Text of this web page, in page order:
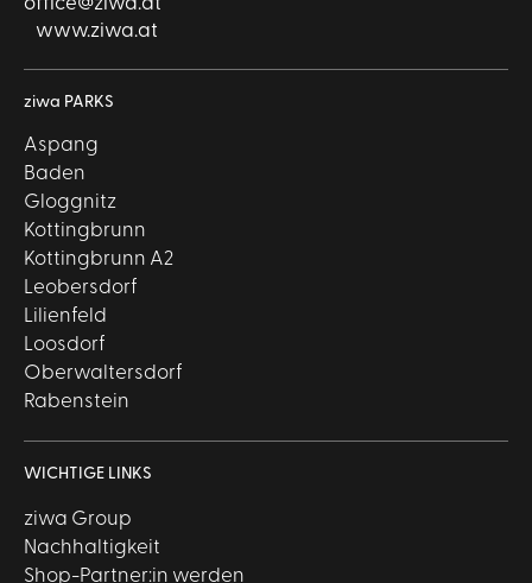
www.ziwa.at
ziwa PARKS
Aspang
Baden
Gloggnitz
Kottingbrunn
Kottingbrunn A2
Leobersdorf
Lilienfeld
Loosdorf
Oberwaltersdorf
Rabenstein
WICHTIGE LINKS
ziwa Group
Nachhaltigkeit
Shop-Partner:in werden